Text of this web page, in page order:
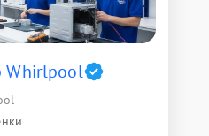
Whirlpool